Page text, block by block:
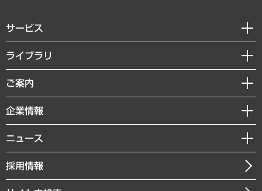
サービス
経営戦略
組織・人事戦略
デジタルイノベーション
共生・ダイバーシティ
GRC（ガバナンス・リスク・コンプライアンス）・防災（政策）
経済・産業・雇用・労働
ライブラリ
経済調査
レポート
コラム
経営用語集
受託・受注実績（官公庁関連）
ご案内
セミナー・イベント情報
MUFGビジネスセミナー
受託案件情報
企業情報
私たちの想い
社長メッセージ
会社概要
ニュース
ニュースリリース
お知らせ
採用情報